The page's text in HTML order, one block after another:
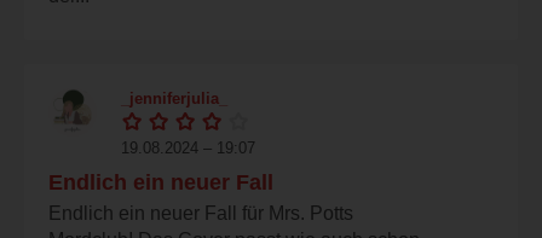
_jenniferjulia_
19.08.2024 – 19:07
Endlich ein neuer Fall
Endlich ein neuer Fall für Mrs. Potts